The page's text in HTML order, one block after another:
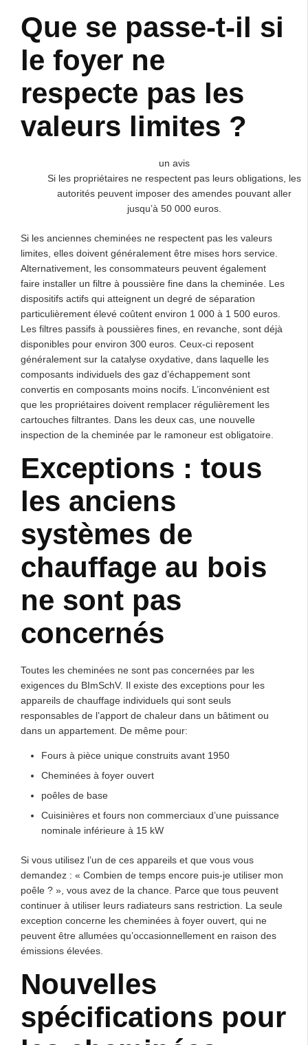
Que se passe-t-il si
le foyer ne
respecte pas les
valeurs limites ?
un avis
Si les propriétaires ne respectent pas leurs obligations, les
autorités peuvent imposer des amendes pouvant aller
jusqu’à 50 000 euros.
Si les anciennes cheminées ne respectent pas les valeurs
limites, elles doivent généralement être mises hors service.
Alternativement, les consommateurs peuvent également
faire installer un filtre à poussière fine dans la cheminée. Les
dispositifs actifs qui atteignent un degré de séparation
particulièrement élevé coûtent environ 1 000 à 1 500 euros.
Les filtres passifs à poussières fines, en revanche, sont déjà
disponibles pour environ 300 euros. Ceux-ci reposent
généralement sur la catalyse oxydative, dans laquelle les
composants individuels des gaz d’échappement sont
convertis en composants moins nocifs. L’inconvénient est
que les propriétaires doivent remplacer régulièrement les
cartouches filtrantes. Dans les deux cas, une nouvelle
inspection de la cheminée par le ramoneur est obligatoire.
Exceptions : tous
les anciens
systèmes de
chauffage au bois
ne sont pas
concernés
Toutes les cheminées ne sont pas concernées par les
exigences du BImSchV. Il existe des exceptions pour les
appareils de chauffage individuels qui sont seuls
responsables de l’apport de chaleur dans un bâtiment ou
dans un appartement. De même pour:
Fours à pièce unique construits avant 1950
Cheminées à foyer ouvert
poêles de base
Cuisinières et fours non commerciaux d’une puissance
nominale inférieure à 15 kW
Si vous utilisez l’un de ces appareils et que vous vous
demandez : « Combien de temps encore puis-je utiliser mon
poêle ? », vous avez de la chance. Parce que tous peuvent
continuer à utiliser leurs radiateurs sans restriction. La seule
exception concerne les cheminées à foyer ouvert, qui ne
peuvent être allumées qu’occasionnellement en raison des
émissions élevées.
Nouvelles
spécifications pour